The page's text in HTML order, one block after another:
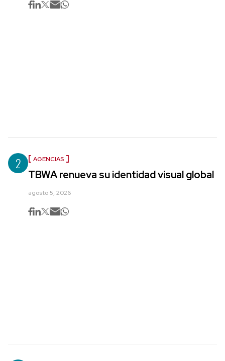
2 AGENCIAS
TBWA renueva su identidad visual global
agosto 5, 2026